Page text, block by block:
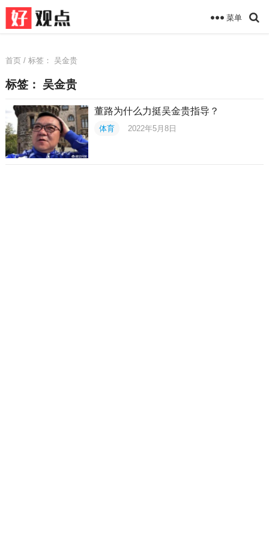
菜单
首页/ 标签： 吴金贵
标签： 吴金贵
董路为什么力挺吴金贵指导？
体育 2022年5月8日